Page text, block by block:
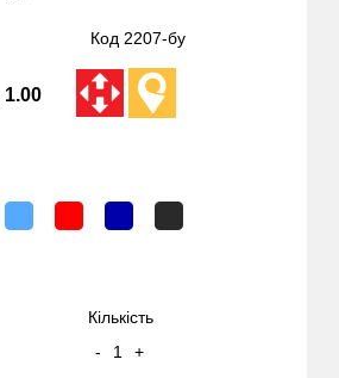
Код 2207-бу
1.00
Кількість
-
1 +